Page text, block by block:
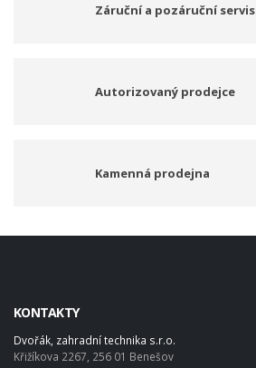
Záruční a pozáruční servis
Autorizovaný prodejce
Kamenná prodejna
KONTAKTY
Dvořák, zahradní technika s.r.o.
Křižíkova 2267, 256 01 Benešov